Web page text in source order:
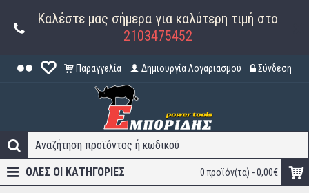
Καλέστε μας σήμερα για καλύτερη τιμή στο
2103475452
Παραγγελία Δημιουργία Λογαριασμού Σύνδεση
0 προϊόν(τα) - 0,00€
ΟΛΕΣ ΟΙ ΚΑΤΗΓΟΡΊΕΣ